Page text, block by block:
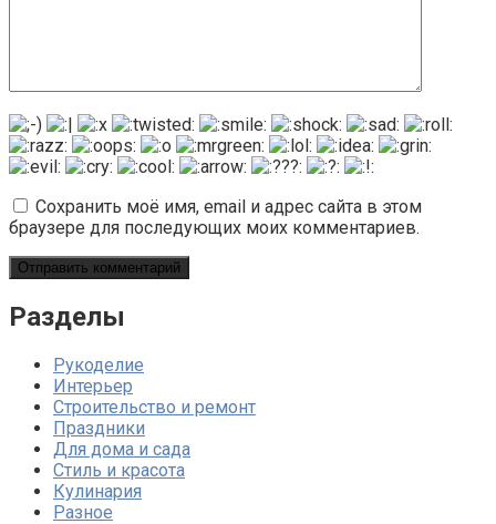
Сохранить моё имя, email и адрес сайта в этом
браузере для последующих моих комментариев.
Разделы
Рукоделие
Интерьер
Строительство и ремонт
Праздники
Для дома и сада
Стиль и красота
Кулинария
Разное